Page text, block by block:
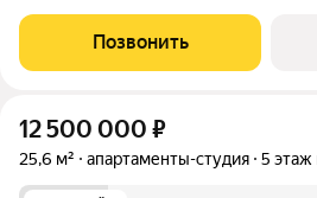
личном кабинете до обращения за
части района Печатники
Позвонить
12 500 000 ₽
25,6 м² апартаменты-студия 5 этаж